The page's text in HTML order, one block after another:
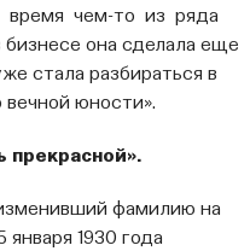
время чем-то из ряда
она сделала еще
стала разбираться в
юности».
фамилию на
1930 года